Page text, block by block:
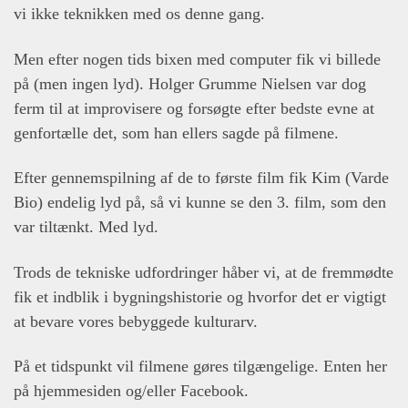
vi ikke teknikken med os denne gang.
Men efter nogen tids bixen med computer fik vi billede
på (men ingen lyd). Holger Grumme Nielsen var dog
ferm til at improvisere og forsøgte efter bedste evne at
genfortælle det, som han ellers sagde på filmene.
Efter gennemspilning af de to første film fik Kim (Varde
Bio) endelig lyd på, så vi kunne se den 3. film, som den
var tiltænkt. Med lyd.
Trods de tekniske udfordringer håber vi, at de fremmødte
fik et indblik i bygningshistorie og hvorfor det er vigtigt
at bevare vores bebyggede kulturarv.
På et tidspunkt vil filmene gøres tilgængelige. Enten her
på hjemmesiden og/eller Facebook.